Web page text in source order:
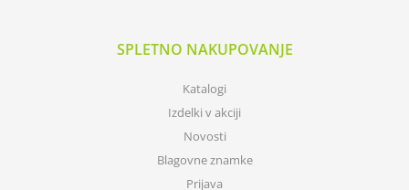
SPLETNO NAKUPOVANJE
Katalogi
Izdelki v akciji
Novosti
Blagovne znamke
Prijava